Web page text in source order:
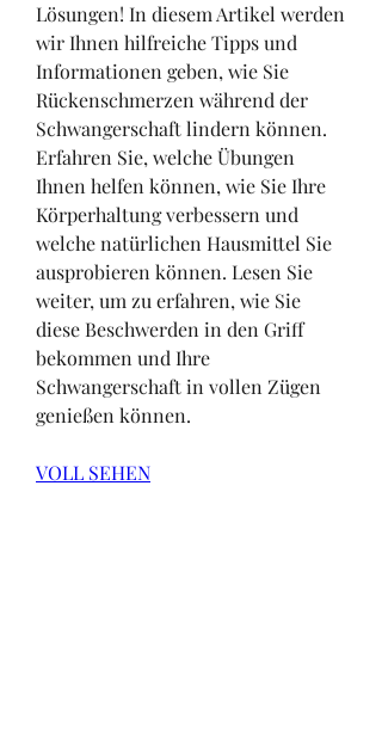
Lösungen! In diesem Artikel werden
wir Ihnen hilfreiche Tipps und
Informationen geben, wie Sie
Rückenschmerzen während der
Schwangerschaft lindern können.
Erfahren Sie, welche Übungen
Ihnen helfen können, wie Sie Ihre
Körperhaltung verbessern und
welche natürlichen Hausmittel Sie
ausprobieren können. Lesen Sie
weiter, um zu erfahren, wie Sie
diese Beschwerden in den Griff
bekommen und Ihre
Schwangerschaft in vollen Zügen
genießen können.
VOLL SEHEN